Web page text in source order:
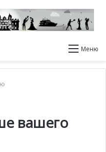
Меню
вашего